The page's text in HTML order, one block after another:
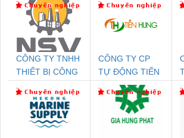
CÔNG TY TNHH
THIẾT BỊ CÔNG
SETSUBI VIỆT
NAM
CÔNG TY CP
TỰ ĐỘNG TIẾN
HƯNG